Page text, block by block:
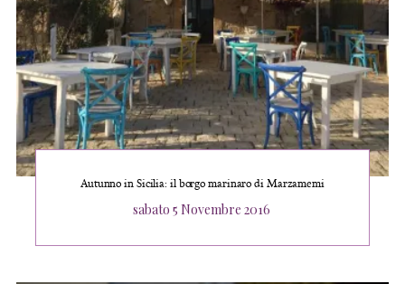
Autunno in Sicilia: il borgo marinaro di Marzamemi
Posted
sabato 5 Novembre 2016